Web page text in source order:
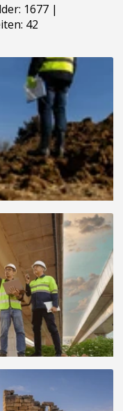
1677 |
42